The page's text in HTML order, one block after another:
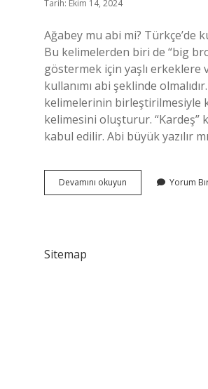
Tarih: Ekim 14, 2024
Ağabey mu abi mi? Türkçe’de
Bu kelimelerden biri de “big
göstermek için yaşlı erkeklere
kullanımı abi şeklinde
kelimelerinin birleştirilmesiyle
kelimesini oluşturur. “Kardeş”
kabul edilir. Abi büyük yazılır
Devamını okuyun
Nasıl
Yorum
Sitemap